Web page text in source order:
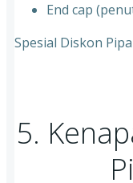
End cap
Spesial Diskon
5.